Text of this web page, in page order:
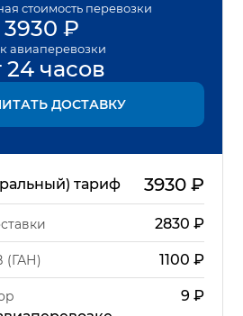
стоимость перевозки
3930 ₽
авиаперевозки
24 часов
ДОСТАВКУ
тариф 3930₽
2830 ₽
(ГАН) 1100 ₽
9 ₽